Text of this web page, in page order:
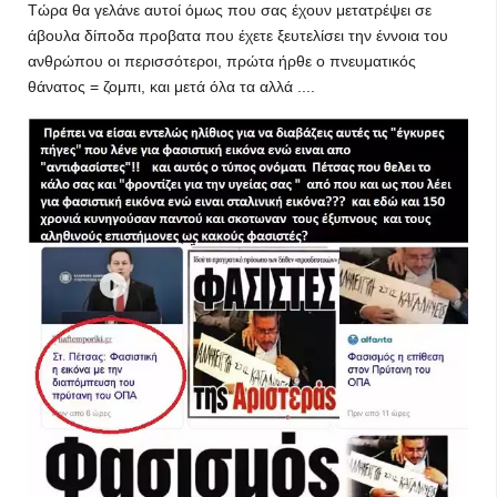
Τώρα θα γελάνε αυτοί όμως που σας έχουν μετατρέψει σε
άβουλα δίποδα προβατα που έχετε ξευτελίσει την έννοια του
ανθρώπου οι περισσότεροι, πρώτα ήρθε ο πνευματικός
θάνατος = ζομπι, και μετά όλα τα αλλά ....